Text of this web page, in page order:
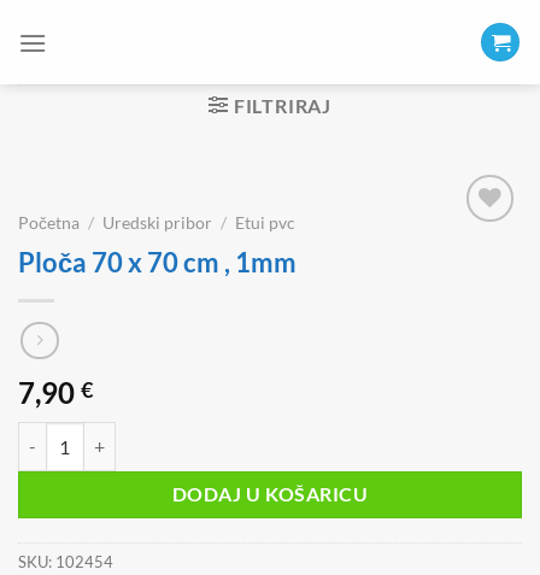
FILTRIRAJ
Početna / Uredski pribor / Etui pvc
Ploča 70 x 70 cm , 1mm
7,90 €
DODAJ U KOŠARICU
SKU: 102454